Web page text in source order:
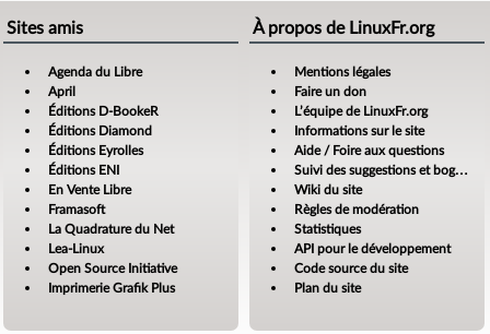
Sites amis
Agenda du Libre
April
Éditions D-BookeR
Éditions Diamond
Éditions Eyrolles
Éditions ENI
En Vente Libre
Framasoft
La Quadrature du Net
Lea-Linux
Open Source Initiative
Imprimerie Grafik Plus
À propos de LinuxFr.org
Mentions légales
Faire un don
L’équipe de LinuxFr.org
Informations sur le site
Aide / Foire aux questions
Suivi des suggestions et bogues
Wiki du site
Règles de modération
Statistiques
API pour le développement
Code source du site
Plan du site